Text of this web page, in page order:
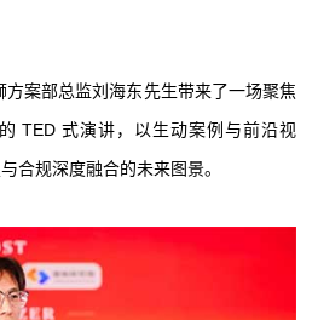
方案部总监刘海东先生带来了一场聚焦
TED 式演讲，以生动案例与前沿视
合规深度融合的未来图景。